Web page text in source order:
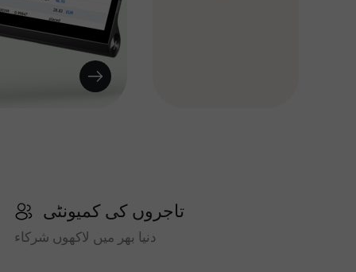
تاجروں کی کمیونٹی
دنیا بھر میں لاکھوں شرکاء